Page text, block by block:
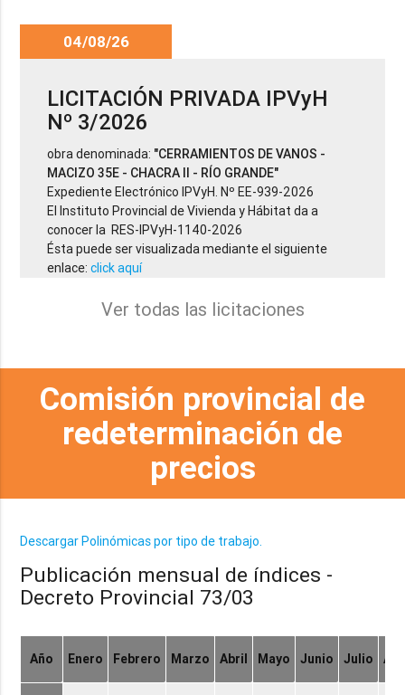
04/08/26
LICITACIÓN PRIVADA IPVyH
Nº 3/2026
obra denominada: "CERRAMIENTOS DE VANOS -
MACIZO 35E - CHACRA II - RÍO GRANDE"
Expediente Electrónico IPVyH. Nº EE-939-2026
El Instituto Provincial de Vivienda y Hábitat da a
conocer la RES-IPVyH-1140-2026
Ésta puede ser visualizada mediante el siguiente
enlace:click aquí
Ver todas las licitaciones
Comisión provincial de
redeterminación de
precios
Descargar Polinómicas por tipo de trabajo.
Publicación mensual de índices -
Decreto Provincial 73/03
Año Enero Febrero Marzo Abril Mayo Junio Julio